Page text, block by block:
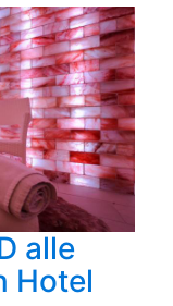
alle
Hotel